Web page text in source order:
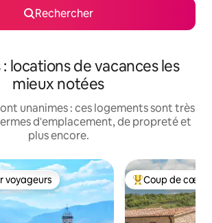
Rechercher
locations de vacances les
mieux notées
unanimes : ces logements sont très
d'emplacement, de propreté et
plus encore.
les plus appréciés
voyageurs Coups de cœur
Coup de cœur